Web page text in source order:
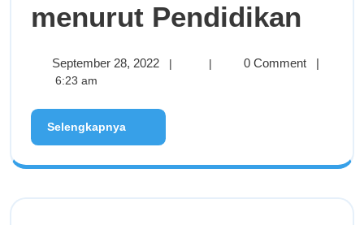
menurut Pendidikan
September 28, 2022 | | 0 Comment |
6:23 am
Selengkapnya